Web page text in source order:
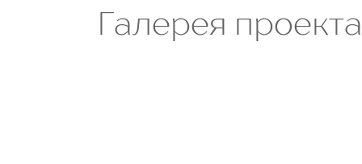
Галерея проекта